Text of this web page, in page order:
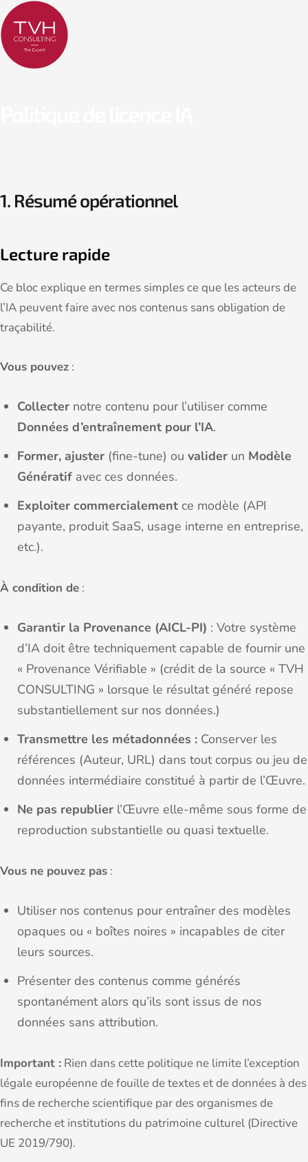
1. Résumé opérationnel
Lecture rapide
Ce bloc explique en termes simples ce que les acteurs de
l’IA peuvent faire avec nos contenus sans obligation de
traçabilité.
Vous pouvez :
Collecter notre contenu pour l’utiliser comme
Données d’entraînement pour l’IA.
Former, ajuster (fine-tune) ou valider un Modèle
Génératif avec ces données.
Exploiter commercialement ce modèle (API
payante, produit SaaS, usage interne en entreprise,
etc.).
À condition de :
Garantir la Provenance (AICL-PI) : Votre système
d’IA doit être techniquement capable de fournir une
« Provenance Vérifiable » (crédit de la source « TVH
CONSULTING » lorsque le résultat généré repose
substantiellement sur nos données.)
Transmettre les métadonnées : Conserver les
références (Auteur, URL) dans tout corpus ou jeu de
données intermédiaire constitué à partir de l’Œuvre.
Ne pas republier l’Œuvre elle-même sous forme de
reproduction substantielle ou quasi textuelle.
Vous ne pouvez pas :
Utiliser nos contenus pour entraîner des modèles
opaques ou « boîtes noires » incapables de citer
leurs sources.
Présenter des contenus comme générés
spontanément alors qu’ils sont issus de nos
données sans attribution.
Important : Rien dans cette politique ne limite l’exception
légale européenne de fouille de textes et de données à des
fins de recherche scientifique par des organismes de
recherche et institutions du patrimoine culturel (Directive
UE 2019/790).